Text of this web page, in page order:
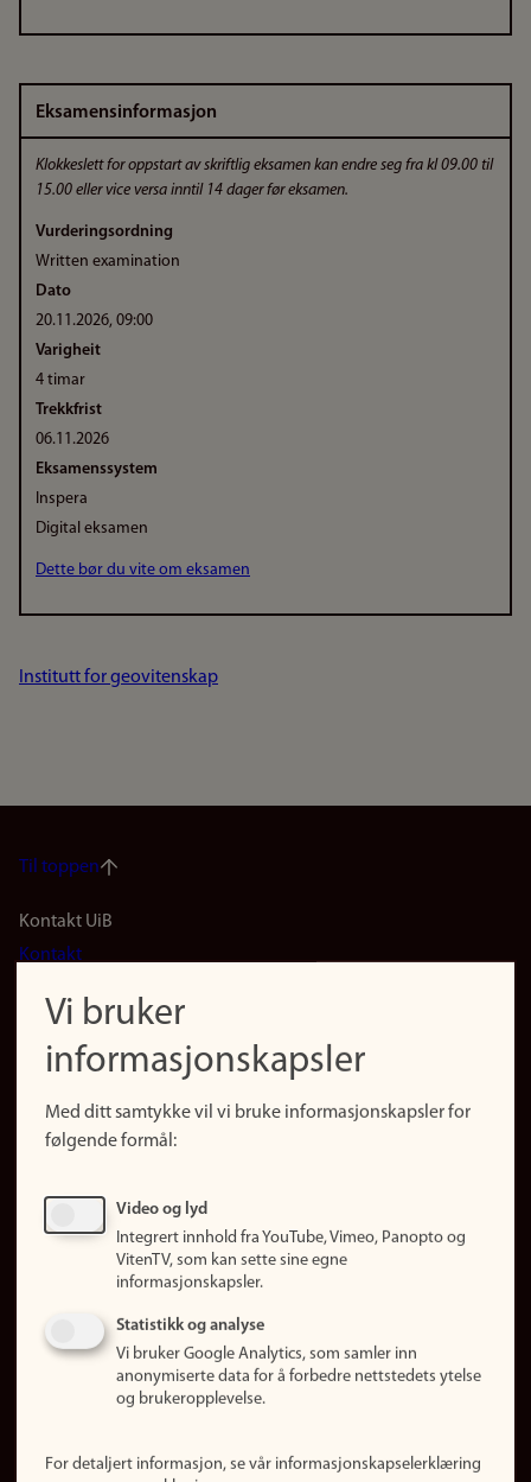
Eksamensinformasjon
Klokkeslett for oppstart av skriftlig eksamen kan endre seg fra kl 09.00 til
15.00 eller vice versa inntil 14 dager før eksamen.
Vurderingsordning
Written examination
Dato
20.11.2026, 09:00
Varigheit
4 timar
Trekkfrist
06.11.2026
Eksamenssystem
Inspera
Digital eksamen
Dette bør du vite om eksamen
Institutt for geovitenskap
Til toppen
Footer
(no)
Kontakt UiB
Kontakt
Finn forsker
Presse
Finn studier
Ledige stillinger
Om nettstedet
Informasjonskapsler
Vi bruker
informasjonskapsler
Med ditt samtykke vil vi bruke informasjonskapsler for
følgende formål:
Video og lyd
Integrert innhold fra YouTube, Vimeo, Panopto og
VitenTV, som kan sette sine egne
informasjonskapsler.
Statistikk og analyse
Vi bruker Google Analytics, som samler inn
anonymiserte data for å forbedre nettstedets ytelse
og brukeropplevelse.
For detaljert informasjon, se vår informasjonskapselerklæring